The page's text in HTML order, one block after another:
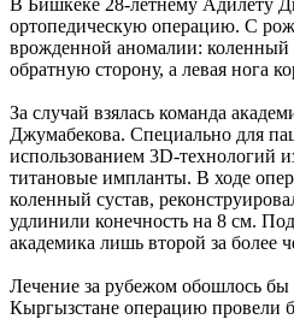
ортопедическую операцию. С
врожденной аномалии: коленный
обратную сторону, а левая нога
За случай взялась команда
Джумабекова. Специально для
использованием 3D-технологий
титановые импланты. В ходе
коленный сустав,
удлинили конечность на 8 см.
академика лишь второй за более
Лечение за рубежом обошлось
Кыргызстане операцию провели